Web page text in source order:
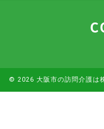
© 2026 大阪市の訪問介護は